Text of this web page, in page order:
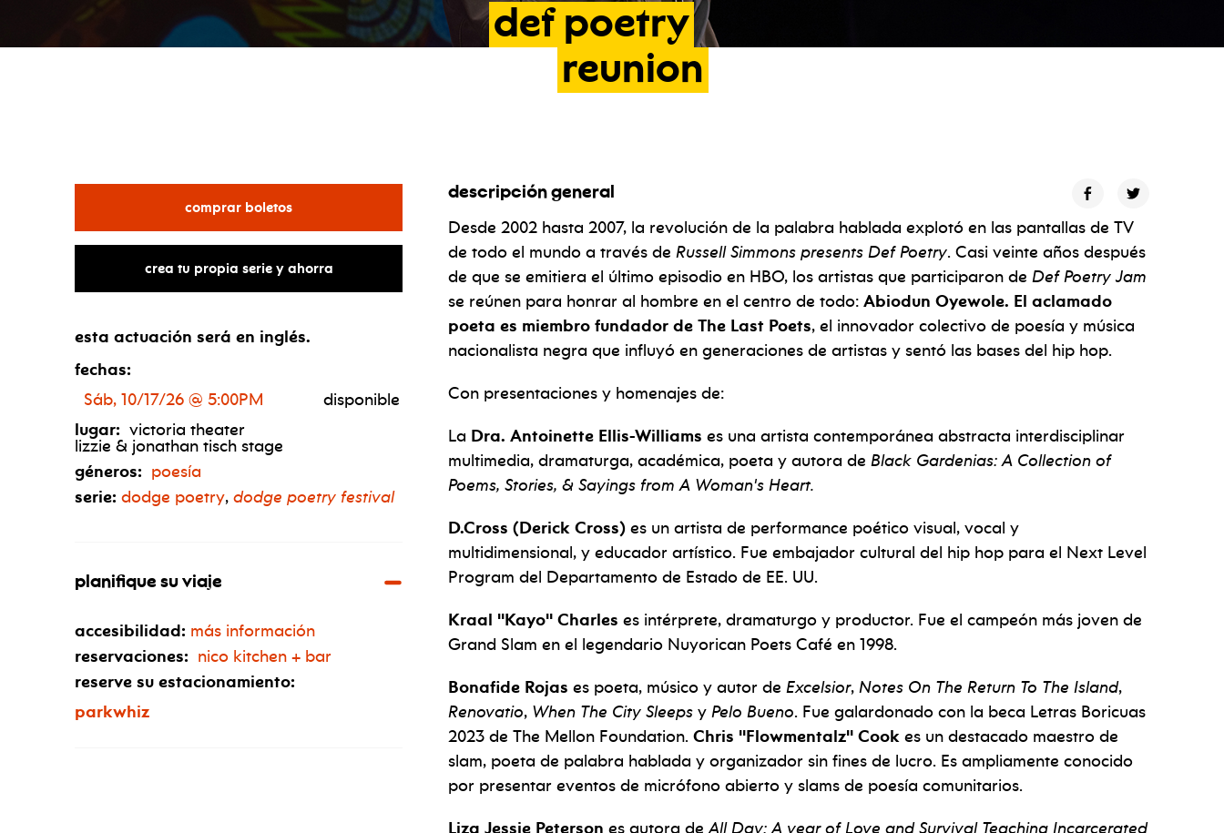
def poetry
reunion
comprar boletospara def poetry reunion
crea tu propia serie y ahorra
esta actuación será en inglés.
fechas:
Sáb, 10/17/26 @ 5:00PM
disponible
lugar: victoria theater
lizzie & jonathan tisch stage
géneros: poesía
serie: dodge poetry, dodge poetry festival
planifique su viaje
accesibilidad: más información
reservaciones: nico kitchen + bar
reserve su estacionamiento:
parkwhiz
descripción general
Desde 2002 hasta 2007, la revolución de la palabra hablada explotó en las pantallas de TV
de todo el mundo a través de Russell Simmons presents Def Poetry. Casi veinte años después
de que se emitiera el último episodio en HBO, los artistas que participaron de Def Poetry Jam
se reúnen para honrar al hombre en el centro de todo: Abiodun Oyewole. El aclamado
poeta es miembro fundador de The Last Poets, el innovador colectivo de poesía y música
nacionalista negra que influyó en generaciones de artistas y sentó las bases del hip hop.
Con presentaciones y homenajes de:
La Dra. Antoinette Ellis-Williams es una artista contemporánea abstracta interdisciplinar
multimedia, dramaturga, académica, poeta y autora de Black Gardenias: A Collection of
Poems, Stories, & Sayings from A Woman's Heart.
D.Cross (Derick Cross) es un artista de performance poético visual, vocal y
multidimensional, y educador artístico. Fue embajador cultural del hip hop para el Next Level
Program del Departamento de Estado de EE. UU.
Kraal "Kayo" Charles es intérprete, dramaturgo y productor. Fue el campeón más joven de
Grand Slam en el legendario Nuyorican Poets Café en 1998.
Bonafide Rojas es poeta, músico y autor de Excelsior, Notes On The Return To The Island,
Renovatio, When The City Sleeps y Pelo Bueno. Fue galardonado con la beca Letras Boricuas
2023 de The Mellon Foundation. Chris "Flowmentalz" Cook es un destacado maestro de
slam, poeta de palabra hablada y organizador sin fines de lucro. Es ampliamente conocido
por presentar eventos de micrófono abierto y slams de poesía comunitarios.
Liza Jessie Peterson es autora deAll Day: A year of Love and Survival Teaching Incarcerated